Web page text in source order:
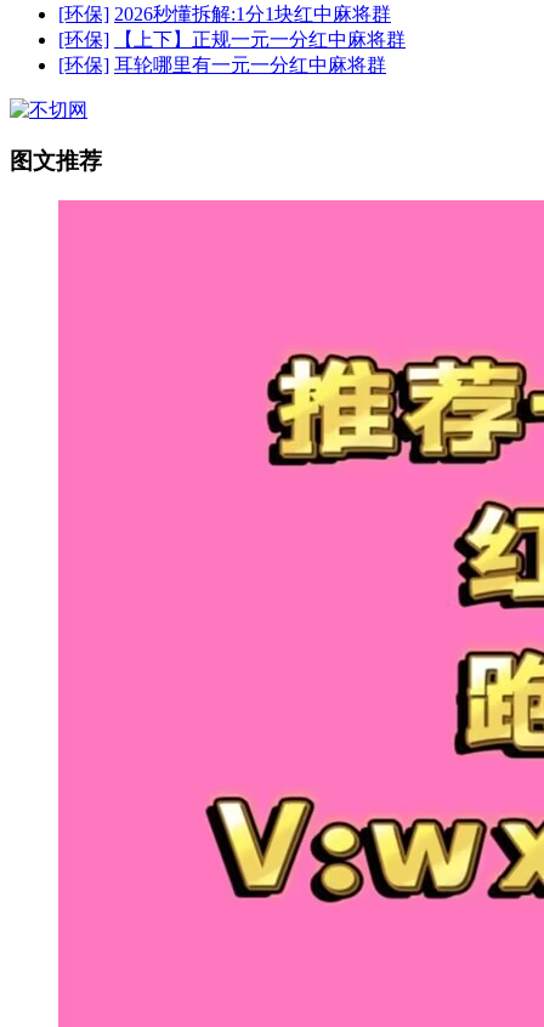
[环保] 2026秒懂拆解:1分1块红中麻将群
[环保]
【上下】正规一元一分红中麻将群
[环保] 耳轮哪里有一元一分红中麻将群
图文推荐